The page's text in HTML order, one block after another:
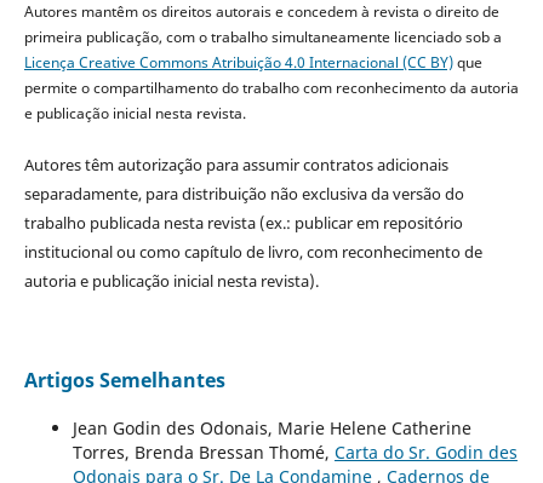
Autores mantêm os direitos autorais e concedem à revista o direito de
primeira publicação, com o trabalho simultaneamente licenciado sob a
Licença Creative Commons Atribuição 4.0 Internacional (CC BY)que
permite o compartilhamento do trabalho com reconhecimento da autoria
e publicação inicial nesta revista.
Autores têm autorização para assumir contratos adicionais
separadamente, para distribuição não exclusiva da versão do
trabalho publicada nesta revista (ex.: publicar em repositório
institucional ou como capítulo de livro, com reconhecimento de
autoria e publicação inicial nesta revista).
Artigos Semelhantes
Jean Godin des Odonais, Marie Helene Catherine
Torres, Brenda Bressan Thomé, Carta do Sr. Godin des
Odonais para o Sr. De La Condamine , Cadernos de